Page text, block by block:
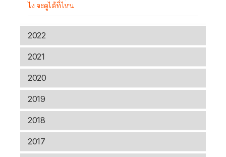
ไง จะดูได้ที่ไหน
2022
2021
2020
2019
2018
2017